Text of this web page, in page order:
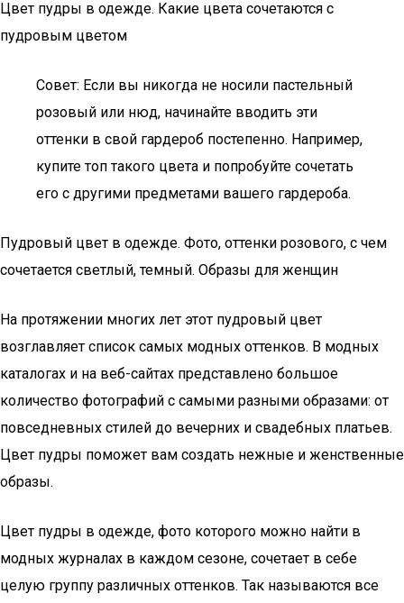
Цвет пудры в одежде. Какие цвета сочетаются с
пудровым цветом
Совет: Если вы никогда не носили пастельный
розовый или нюд, начинайте вводить эти
оттенки в свой гардероб постепенно. Например,
купите топ такого цвета и попробуйте сочетать
его с другими предметами вашего гардероба.
Пудровый цвет в одежде. Фото, оттенки розового, с чем
сочетается светлый, темный. Образы для женщин
На протяжении многих лет этот пудровый цвет
возглавляет список самых модных оттенков. В модных
каталогах и на веб-сайтах представлено большое
количество фотографий с самыми разными образами: от
повседневных стилей до вечерних и свадебных платьев.
Цвет пудры поможет вам создать нежные и женственные
образы.
Цвет пудры в одежде, фото которого можно найти в
модных журналах в каждом сезоне, сочетает в себе
целую группу различных оттенков. Так называются все